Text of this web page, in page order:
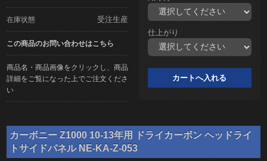
在庫状態 受注生産
この商品のお問い合わせはこちら
商品名・商品画像をクリックし、商品
詳細をご覧になった上でご注文くださ
い
仕上がり
カーボニー Z1000 10-13年用 ドライカーボン ヘッドライ
トサイドパネル NE-KA-Z-053